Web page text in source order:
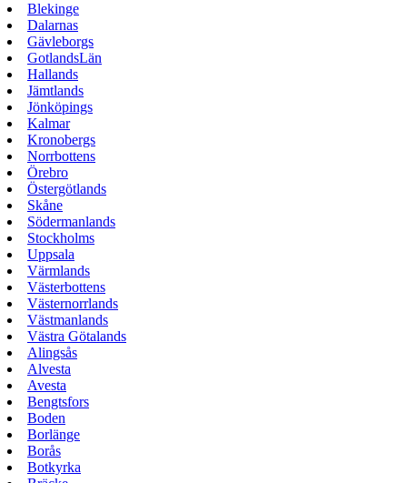
Blekinge
Dalarnas
Gävleborgs
GotlandsLän
Hallands
Jämtlands
Jönköpings
Kalmar
Kronobergs
Norrbottens
Örebro
Östergötlands
Skåne
Södermanlands
Stockholms
Uppsala
Värmlands
Västerbottens
Västernorrlands
Västmanlands
Västra Götalands
Alingsås
Alvesta
Avesta
Bengtsfors
Boden
Borlänge
Borås
Botkyrka